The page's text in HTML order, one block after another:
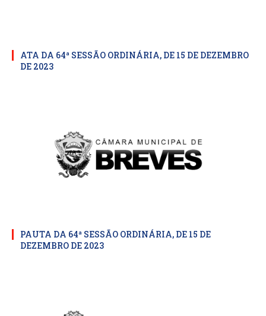
ATA DA 64ª SESSÃO ORDINÁRIA, DE 15 DE DEZEMBRO
DE 2023
PAUTA DA 64ª SESSÃO ORDINÁRIA, DE 15 DE
DEZEMBRO DE 2023